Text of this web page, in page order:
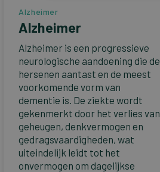
Alzheimer
Alzheimer
Alzheimer is een progressieve
neurologische aandoening die de
hersenen aantast en de meest
voorkomende vorm van
dementie is. De ziekte wordt
gekenmerkt door het verlies van
geheugen, denkvermogen en
gedragsvaardigheden, wat
uiteindelijk leidt tot het
onvermogen om dagelijkse